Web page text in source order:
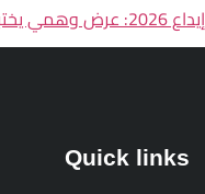
Quick links